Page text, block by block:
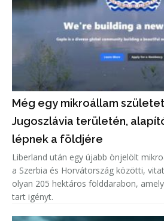
Még egy mikroállam
Jugoszlávia területén,
lépnek a földjére
Liberland után egy újabb önjelölt
a Szerbia és Horvátország közötti,
olyan 205 hektáros földdarabon,
tart igényt.